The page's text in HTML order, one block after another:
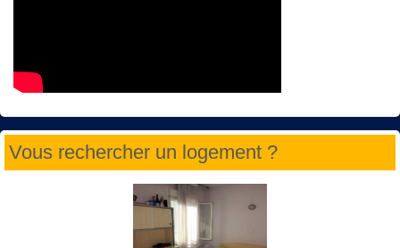
Vous rechercher un logement ?